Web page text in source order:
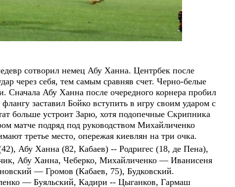
сотворил немец Абу Ханна. Центрбек после
через себя, тем самым сравняв счет. Черно-белые
Абу Ханна после очередного корнера пробил
заставил Бойко вступить в игру своим ударом с
больше устроит Зарю, хотя подопечные Скрипника
матче подряд под руководством Михайличенко
третье место, опережая киевлян на три очка.
Абу Ханна (82, Кабаев) -- Родригес (18, де Пена),
Абу Ханна, Чеберко, Михайличенко — Иванисеня
— Громов (Кабаев, 75), Будковский.
— Буяльский, Кадири -- Цыганков, Гармаш